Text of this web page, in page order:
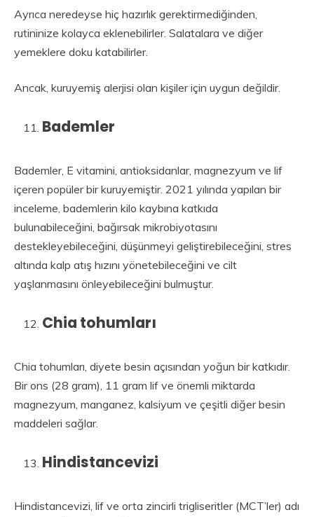
Ayrıca neredeyse hiç hazırlık gerektirmediğinden,
rutininize kolayca eklenebilirler. Salatalara ve diğer
yemeklere doku katabilirler.
Ancak, kuruyemiş alerjisi olan kişiler için uygun değildir.
Bademler
Bademler, E vitamini, antioksidanlar, magnezyum ve lif
içeren popüler bir kuruyemiştir. 2021 yılında yapılan bir
inceleme, bademlerin kilo kaybına katkıda
bulunabileceğini, bağırsak mikrobiyotasını
destekleyebileceğini, düşünmeyi geliştirebileceğini, stres
altında kalp atış hızını yönetebileceğini ve cilt
yaşlanmasını önleyebileceğini bulmuştur.
Chia tohumları
Chia tohumları, diyete besin açısından yoğun bir katkıdır.
Bir ons (28 gram), 11 gram lif ve önemli miktarda
magnezyum, manganez, kalsiyum ve çeşitli diğer besin
maddeleri sağlar.
Hindistancevizi
Hindistancevizi, lif ve orta zincirli trigliseritler (MCT’ler) adı